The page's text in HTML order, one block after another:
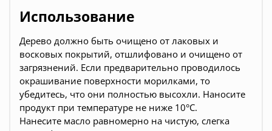
Использование
Дерево должно быть очищено от лаковых и
восковых покрытий, отшлифовано и очищено от
загрязнений. Если предварительно проводилось
окрашивание поверхности морилками, то
убедитесь, что они полностью высохли. Наносите
продукт при температуре не ниже 10°C.
Нанесите масло равномерно на чистую, слегка